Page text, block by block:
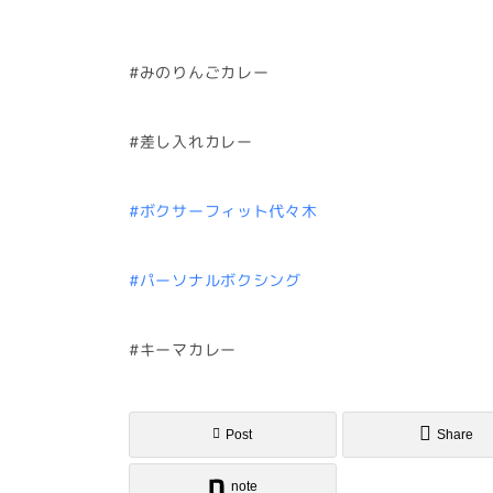
#みのりんごカレー
#差し入れカレー
#ボクサーフィット代々木
#パーソナルボクシング
#キーマカレー
Post Share
note